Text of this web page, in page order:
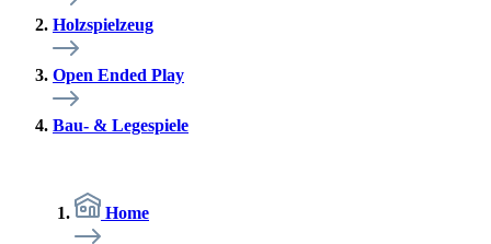
Holzspielzeug
Open Ended Play
Bau- & Legespiele
Home